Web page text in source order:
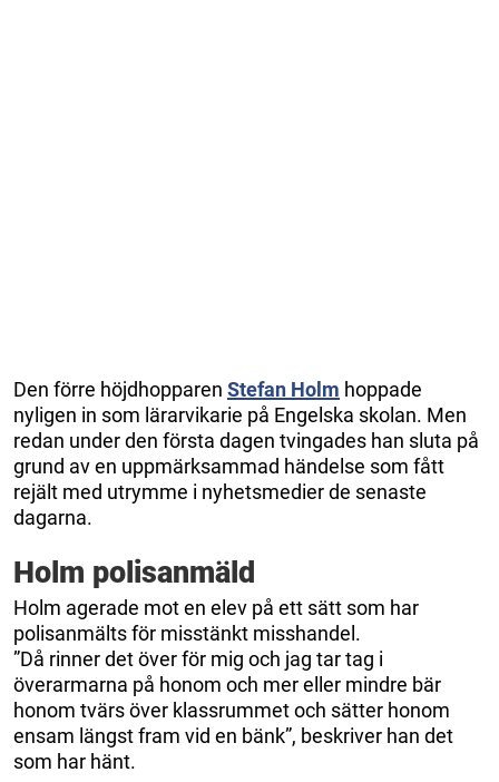
Den förre höjdhopparen Stefan Holm hoppade
nyligen in som lärarvikarie på Engelska skolan. Men
redan under den första dagen tvingades han sluta på
grund av en uppmärksammad händelse som fått
rejält med utrymme i nyhetsmedier de senaste
dagarna.
Holm polisanmäld
Holm agerade mot en elev på ett sätt som har
polisanmälts för misstänkt misshandel.
”Då rinner det över för mig och jag tar tag i
överarmarna på honom och mer eller mindre bär
honom tvärs över klassrummet och sätter honom
ensam längst fram vid en bänk”, beskriver han det
som har hänt.